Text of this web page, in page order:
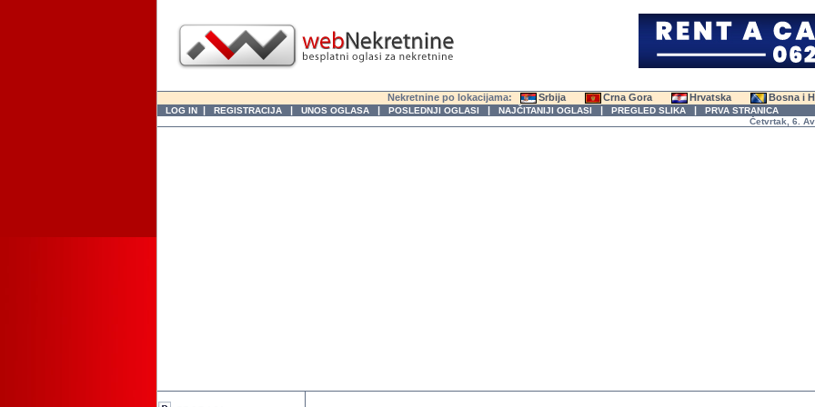
Nekretnine po lokacijama: Srbija Crna Gora Hrvatska Bosna i
LOG IN | REGISTRACIJA | UNOS OGLASA | POSLEDNJI OGLASI | NAJČITANIJI OGLASI | PREGLED SLIKA | PRVA STRANICA
Četvrtak, 6.